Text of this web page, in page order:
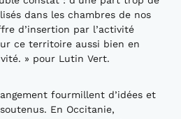
dans les chambres de nos
d’insertion par l’activité
ce territoire aussi bien en
» pour Lutin Vert.
fourmillent d’idées et
En Occitanie,